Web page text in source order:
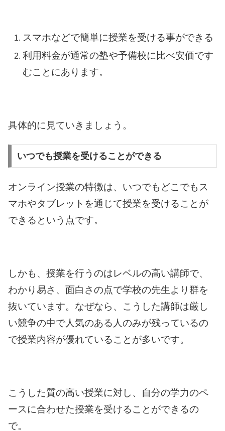
スマホなどで簡単に授業を受ける事ができる
利用料金が通常の塾や予備校に比べ安価です
むことにあります。
具体的に見ていきましょう。
いつでも授業を受けることができる
オンライン授業の特徴は、いつでもどこでもス
マホやタブレットを通じて授業を受けることが
できるという点です。
しかも、授業を行うのはレベルの高い講師で、
わかり易さ、面白さの点で学校の先生より群を
抜いています。なぜなら、こうした講師は厳し
い競争の中で人気のある人のみが残っているの
で授業内容が優れていることが多いです。
こうした質の高い授業に対し、自分の学力のペ
ースに合わせた授業を受けることができるの
で。